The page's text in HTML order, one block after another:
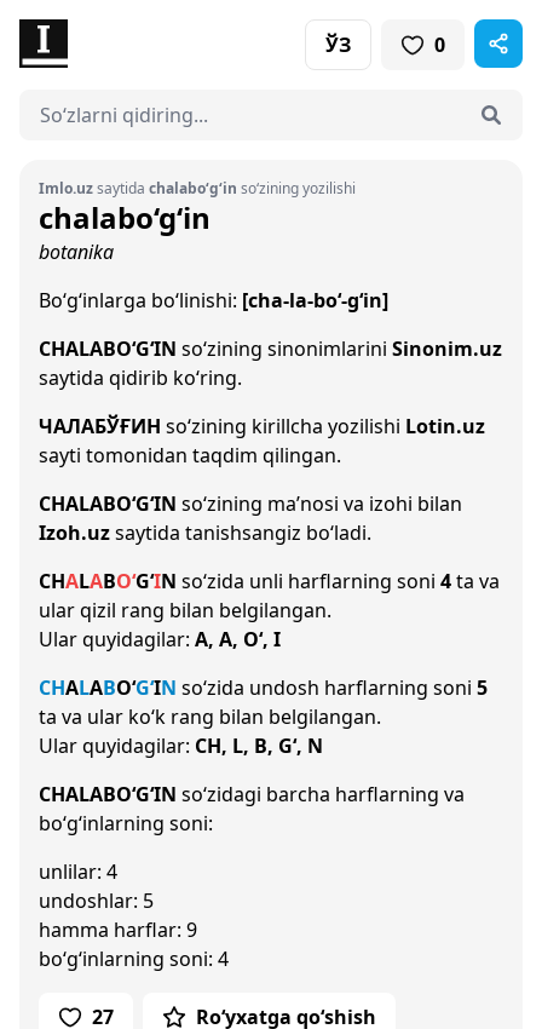
ЎЗ 0
Imlo.uzsaytida chalabo‘g‘in so‘zining yozilishi
chalabo‘g‘in
botanika
Bo‘g‘inlarga bo‘linishi: [cha-la-bo‘-g‘in]
CHALABO‘G‘IN so‘zining sinonimlarini Sinonim.uz
saytida qidirib ko‘ring.
ЧАЛАБЎҒИН so‘zining kirillcha yozilishi Lotin.uz
sayti tomonidan taqdim qilingan.
CHALABO‘G‘IN so‘zining ma’nosi va izohi bilan
Izoh.uzsaytida tanishsangiz bo‘ladi.
CHALABO‘G‘IN so‘zida unli harflarning soni 4ta va
ular qizil rang bilan belgilangan.
Ular quyidagilar: A, A, O‘, I
CHALABO‘G‘IN so‘zida undosh harflarning soni 5
ta va ular ko‘k rang bilan belgilangan.
Ular quyidagilar: CH, L, B, G‘, N
CHALABO‘G‘IN so‘zidagi barcha harflarning va
bo‘g‘inlarning soni:
unlilar: 4
undoshlar: 5
hamma harflar: 9
bo‘g‘inlarning soni: 4
27 Ro‘yxatga qo‘shish